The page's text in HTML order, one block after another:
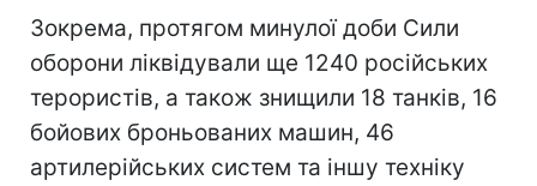
Зокрема, протягом минулої доби Сили
оборони ліквідували ще 1240 російських
терористів, а також знищили 18 танків, 16
бойових броньованих машин, 46
артилерійських систем та іншу техніку